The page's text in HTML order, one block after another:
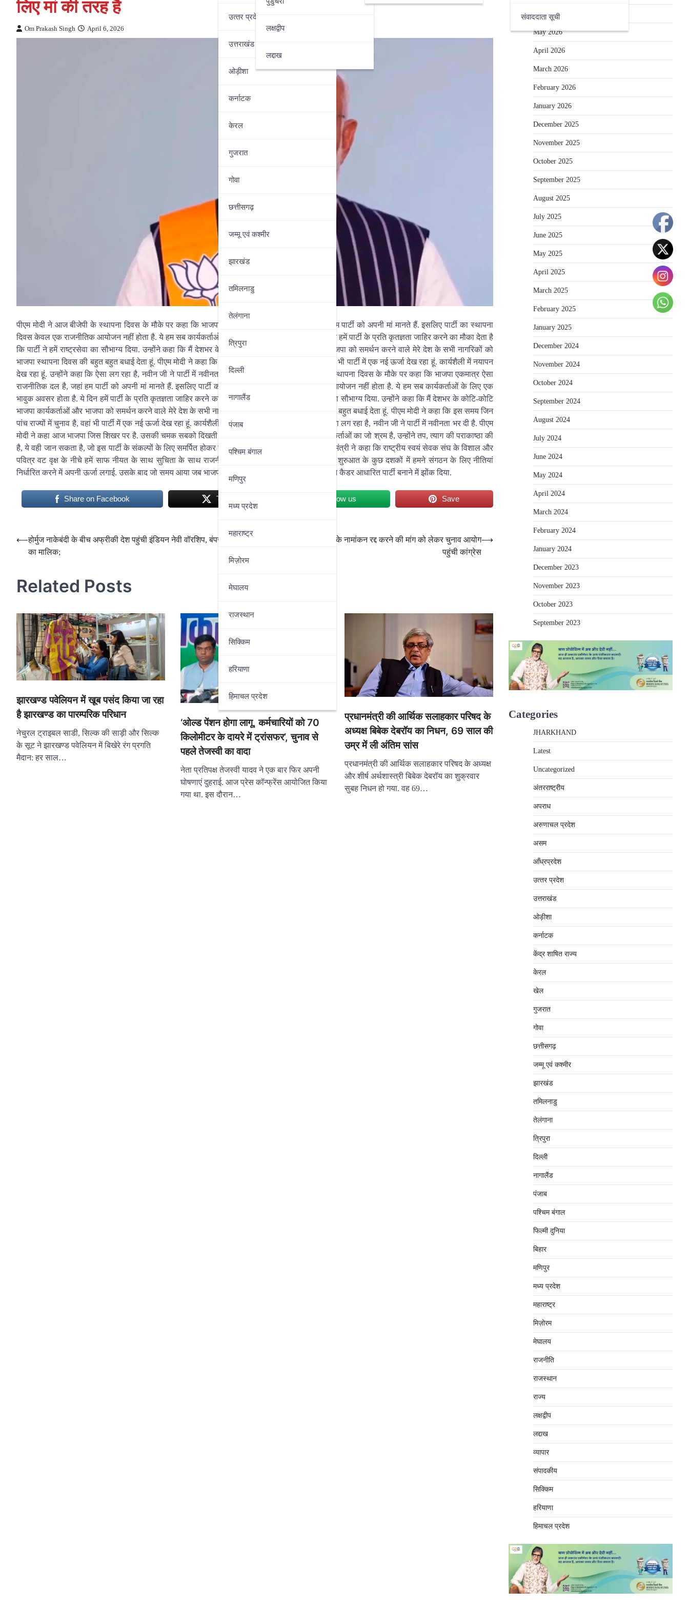
उत्‍तर प्रदेश
उत्तराखंड
ओड़ीशा
कर्नाटक
केरल
गुजरात
गोवा
छत्तीसगढ़
जम्‍मू एवं कश्‍मीर
झारखंड
तमिलनाडु
तेलंगाना
त्रिपुरा
दिल्‍ली
नागालैंड
पंजाब
पश्चिम बंगाल
मणिपुर
मध्‍य प्रदेश
महाराष्‍ट्र
मिज़ोरम
मेघालय
राजस्थान
सिक्किम
हरियाणा
हिमाचल प्रदेश
लक्षद्वीप
लद्दाख
संवाददाता सूची
लिए मां की तरह है
Om Prakash Singh April 6, 2026
पीएम मोदी ने आज बीजेपी के स्थापना दिवस के मौके पर कहा कि भाजपा एकमात्र ऐसा राजनीतिक दल है, जहां हम पार्टी को अपनी मां मानते हैं. इसलिए पार्टी का स्थापना
दिवस केवल एक राजनीतिक आयोजन नहीं होता है. ये हम सब कार्यकर्ताओं के लिए एक भावुक अवसर होता है. ये दिन हमें पार्टी के प्रति कृतज्ञता जाहिर करने का मौका देता है
कि पार्टी ने हमें राष्ट्रसेवा का सौभाग्य दिया. उन्होंने कहा कि मैं देशभर के कोटि-कोटि भाजपा कार्यकर्ताओं और भाजपा को समर्थन करने वाले मेरे देश के सभी नागरिकों को
भाजपा स्थापना दिवस की बहुत बहुत बधाई देता हूं. पीएम मोदी ने कहा कि इस समय जिन पांच राज्यों में चुनाव है, वहां भी पार्टी में एक नई ऊर्जा देख रहा हूं. कार्यशैली में नयापन
देख रहा हूं. उन्होंने कहा कि ऐसा लग रहा है, नवीन जी ने पार्टी में नवीनता भर दी है. पीएम मोदी ने आज बीजेपी के स्थापना दिवस के मौके पर कहा कि भाजपा एकमात्र ऐसा
राजनीतिक दल है, जहां हम पार्टी को अपनी मां मानते हैं. इसलिए पार्टी का स्थापना दिवस केवल एक राजनीतिक आयोजन नहीं होता है. ये हम सब कार्यकर्ताओं के लिए एक
भावुक अवसर होता है. ये दिन हमें पार्टी के प्रति कृतज्ञता जाहिर करने का मौका देता है कि पार्टी ने हमें राष्ट्रसेवा का सौभाग्य दिया. उन्होंने कहा कि मैं देशभर के कोटि-कोटि
भाजपा कार्यकर्ताओं और भाजपा को समर्थन करने वाले मेरे देश के सभी नागरिकों को भाजपा स्थापना दिवस की बहुत बहुत बधाई देता हूं. पीएम मोदी ने कहा कि इस समय जिन
पांच राज्यों में चुनाव है, वहां भी पार्टी में एक नई ऊर्जा देख रहा हूं. कार्यशैली में नयापन देख रहा हूं. उन्होंने कहा कि ऐसा लग रहा है, नवीन जी ने पार्टी में नवीनता भर दी है. पीएम
मोदी ने कहा आज भाजपा जिस शिखर पर है. उसकी चमक सबको दिखती है, लेकिन यहां तक पहुंचने में लाखों कार्यकर्ताओं का जो श्रम है, उन्होंने तप, त्याग की पराकाष्ठा की
है, ये वही जान सकता है, जो इस पार्टी के संकल्पों के लिए समर्पित होकर स्वयं इस साधना का हिस्सा रहा है. प्रधानमंत्री ने कहा कि राष्ट्रीय स्वयं सेवक संघ के विशाल और
पवित्र वट वृक्ष के नीचे हमें साफ नीयत के साथ सुचिता के साथ राजनीति में कदम रखने की प्रेरणा मिली. फिर शुरुआत के कुछ दशकों में हमने संगठन के लिए नीतियां
निर्धारित करने में अपनी ऊर्जा लगाई. उसके बाद जो समय आया जब भाजपा ने पूरी निष्ठा के साथ खुद को एक सशक्त कैडर आधारित पार्टी बनाने में झोंक दिया.
Share on Facebook Tweet Follow us Save
Post
navigation
⟵होर्मुज नाकेबंदी के बीच अफ्रीकी देश पहुंची इंडियन नेवी वॉरशिप, बंपर नैचुरल गैस
का मालिक;
सीएम हिमंता बिस्वा सरमा के नामांकन रद्द करने की मांग को लेकर चुनाव आयोग
पहुंची कांग्रेस
⟶
Related Posts
झारखण्ड पवेलियन में खूब पसंद किया जा रहा
है झारखण्ड का पारम्परिक परिधान
नेचुरल ट्राइबल साडी, सिल्क की साड़ी और सिल्क
के सूट ने झारखण्ड पवेलियन में बिखेरे रंग प्रगति
मैदान: हर साल…
‘ओल्ड पेंशन होगा लागू, कर्मचारियों को 70
किलोमीटर के दायरे में ट्रांसफर’, चुनाव से
पहले तेजस्वी का वादा
नेता प्रतिपक्ष तेजस्वी यादव ने एक बार फिर अपनी
घोषणाएं दुहराई. आज प्रेस कॉन्फ्रेंस आयोजित किया
गया था. इस दौरान…
प्रधानमंत्री की आर्थिक सलाहकार परिषद के
अध्यक्ष बिबेक देबरॉय का निधन, 69 साल की
उम्र में ली अंतिम सांस
प्रधानमंत्री की आर्थिक सलाहकार परिषद के अध्यक्ष
और शीर्ष अर्थशास्त्री बिबेक देबरॉय का शुक्रवार
सुबह निधन हो गया. वह 69…
June 2026
May 2026
April 2026
March 2026
February 2026
January 2026
December 2025
November 2025
October 2025
September 2025
August 2025
July 2025
June 2025
May 2025
April 2025
March 2025
February 2025
January 2025
December 2024
November 2024
October 2024
September 2024
August 2024
July 2024
June 2024
May 2024
April 2024
March 2024
February 2024
January 2024
December 2023
November 2023
October 2023
September 2023
Categories
JHARKHAND
Latest
Uncategorized
अंतरराष्‍ट्रीय
अपराध
अरुणाचल प्रदेश
असम
आँध्रप्रदेश
उत्‍तर प्रदेश
उत्तराखंड
ओड़ीशा
कर्नाटक
केंद्र शाषित राज्य
केरल
खेल
गुजरात
गोवा
छत्तीसगढ़
जम्‍मू एवं कश्‍मीर
झारखंड
तमिलनाडु
तेलंगाना
त्रिपुरा
दिल्‍ली
नागालैंड
पंजाब
पश्चिम बंगाल
फिल्मी दुनिया
बिहार
मणिपुर
मध्‍य प्रदेश
महाराष्‍ट्र
मिज़ोरम
मेघालय
राजनीति
राजस्थान
राज्य
लक्षद्वीप
लद्दाख
व्यापार
संपादकीय
सिक्किम
हरियाणा
हिमाचल प्रदेश